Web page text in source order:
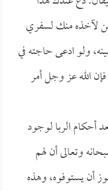
لآخذه منك لسفري
ولو ادعى حاجته في
الله عز وجل أمر
أحكام الربا لوجود
وتعالى أن لهم
أن يستوفوه، وهذه